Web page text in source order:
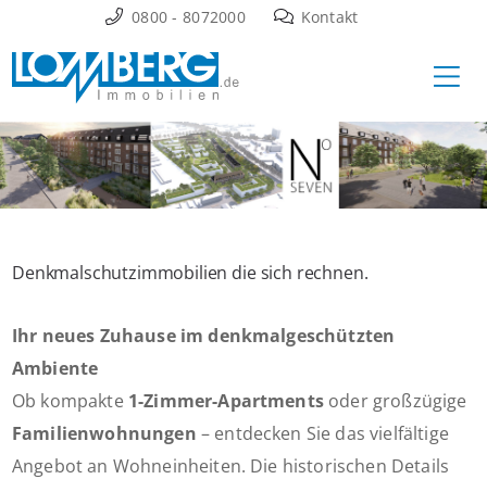
Inhalt
springen
0800 - 8072000 Kontakt
Denkmalschutzimmobilien die sich rechnen.
Ihr neues Zuhause im denkmalgeschützten
Ambiente
Ob kompakte 1-Zimmer-Apartmentsoder großzügige
Familienwohnungen – entdecken Sie das vielfältige
Angebot an Wohneinheiten. Die historischen Details